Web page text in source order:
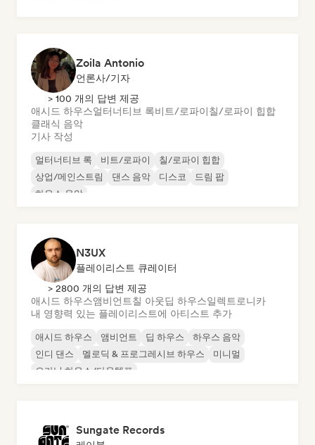
Zoila Antonio
언론사/기자
> 100 개의 답변 제공
애시드 하우스얼터너티브 록비트/로파이칠/로파이 힙합
클래식 음악
기사 작성
얼터너티브 록 비트/로파이
칠/로파이 힙합
상업/메인스트림
댄스 음악 디스코
드림 팝
하우스 음악
N3UX
플레이리스트 큐레이터
> 2800 개의 답변 제공
애시드 하우스앰비언트칠 아웃딥 하우스일렉트로니카
내 영향력 있는 플레이리스트에 아티스트 추가
애시드 하우스 앰비언트 딥 하우스
하우스 음악
인디 댄스
멜로딕 & 프로그레시브 하우스
미니멀
오가닉 하우스/다운템포
Sungate Records